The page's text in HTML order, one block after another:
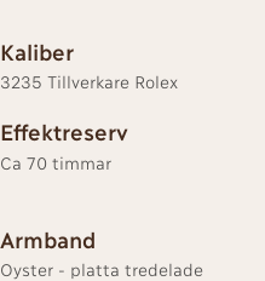
Kaliber
3235 Tillverkare Rolex
Effektreserv
Ca 70 timmar
Armband
Oyster - platta tredelade